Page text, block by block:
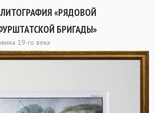
«РЯДОВОЙ
БРИГАДЫ»
19-го века